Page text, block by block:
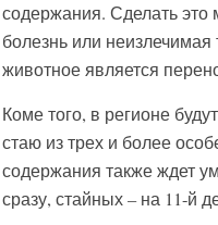
содержания. Сделать это
болезнь или
животное является
Коме того, в регионе
стаю из трех и более
содержания также ждет
сразу, стайных – на 11-й